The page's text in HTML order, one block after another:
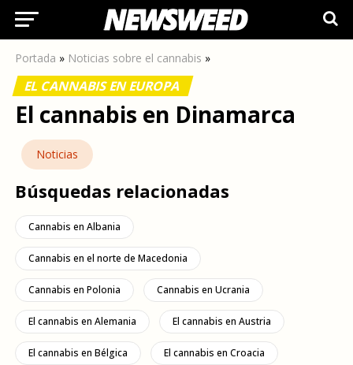
Portada » Noticias sobre el cannabis »
EL CANNABIS EN EUROPA
El cannabis en Dinamarca
Noticias
Búsquedas relacionadas
Cannabis en Albania
Cannabis en el norte de Macedonia
Cannabis en Polonia Cannabis en Ucrania
El cannabis en Alemania El cannabis en Austria
El cannabis en Bélgica El cannabis en Croacia